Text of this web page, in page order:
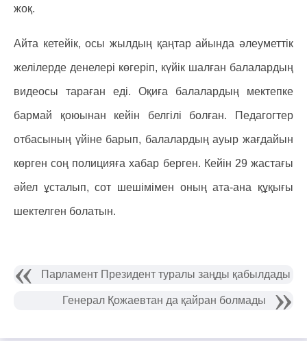
жоқ.
Айта кетейік, осы жылдың қаңтар айында әлеуметтік
желілерде денелері көгеріп, күйік шалған балалардың
видеосы тараған еді. Оқиға балалардың мектепке
бармай қоюынан кейін белгілі болған. Педагогтер
отбасының үйіне барып, балалардың ауыр жағдайын
көрген соң полицияға хабар берген. Кейін 29 жастағы
әйел ұсталып, сот шешімімен оның ата-ана құқығы
шектелген болатын.
Парламент Президент туралы заңды қабылдады
Генерал Қожаевтан да қайран болмады